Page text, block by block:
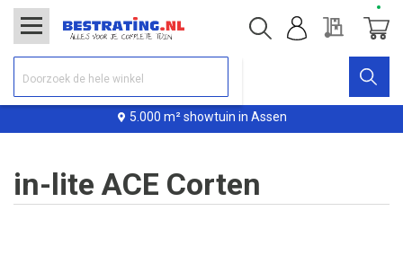
5.000 m² showtuin in Assen
Offerte
in-lite ACE Corten